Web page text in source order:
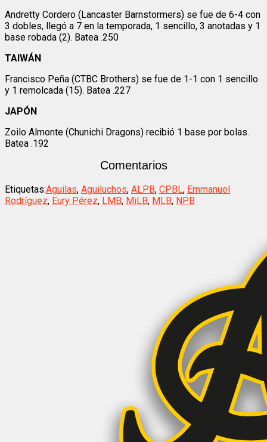
Andretty Cordero (Lancaster Barnstormers) se fue de 6-4 con
3 dobles, llegó a 7 en la temporada, 1 sencillo, 3 anotadas y 1
base robada (2). Batea .250
TAIWÁN
Francisco Peña (CTBC Brothers) se fue de 1-1 con 1 sencillo
y 1 remolcada (15). Batea .227
JAPÓN
Zoilo Almonte (Chunichi Dragons) recibió 1 base por bolas.
Batea .192
Comentarios
Etiquetas:Aguilas, Aguiluchos, ALPB, CPBL, Emmanuel
Rodríguez, Eury Pérez, LMB, MiLB, MLB, NPB